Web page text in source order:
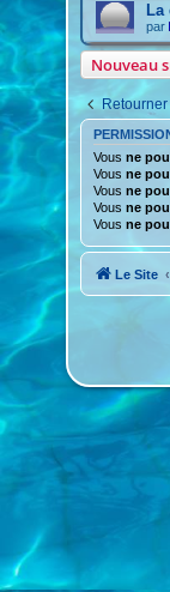
La
par
Nouveau
Vousne
Vousne
Vousne
Vousne
Vousne
Le Site